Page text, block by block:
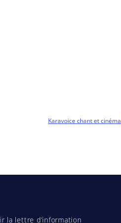
Karavoice chant et cinéma
la lettre d’information